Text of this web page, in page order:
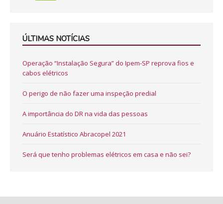
ÚLTIMAS NOTÍCIAS
Operação “Instalação Segura” do Ipem-SP reprova fios e
cabos elétricos
O perigo de não fazer uma inspeção predial
A importância do DR na vida das pessoas
Anuário Estatístico Abracopel 2021
Será que tenho problemas elétricos em casa e não sei?